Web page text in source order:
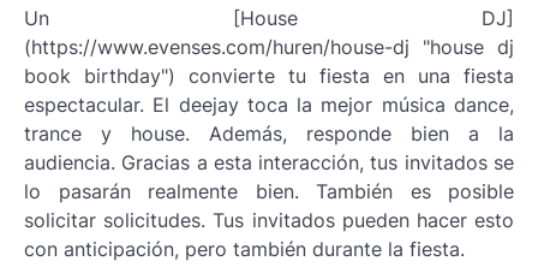
Un [House DJ]
(https://www.evenses.com/huren/house-dj "house dj
book birthday") convierte tu fiesta en una fiesta
espectacular. El deejay toca la mejor música dance,
trance y house. Además, responde bien a la
audiencia. Gracias a esta interacción, tus invitados se
lo pasarán realmente bien. También es posible
solicitar solicitudes. Tus invitados pueden hacer esto
con anticipación, pero también durante la fiesta.